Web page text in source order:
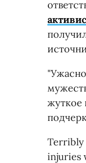
жуткое
Terribly
injuries